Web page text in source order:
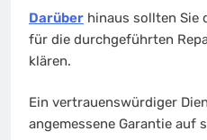
Darüber hinaus sollten Sie
für die durchgeführten
klären.
Ein vertrauenswürdiger
angemessene Garantie auf